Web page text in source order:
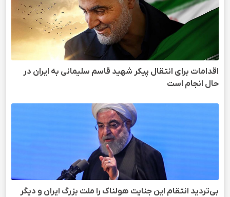
اقدامات برای انتقال پیکر شهید قاسم سلیمانی به ایران در
حال انجام است
بی‌تردید انتقام این جنایت هولناک را ملت بزرگ ایران و دیگر